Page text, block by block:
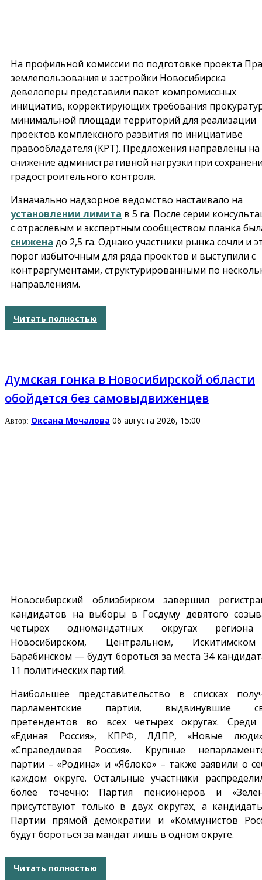
На профильной комиссии по подготовке проекта
землепользования и застройки Новосибирска
девелоперы представили пакет компромиссных
инициатив, корректирующих требования
минимальной площади территорий для реализации
проектов комплексного развития по инициативе
правообладателя (КРТ). Предложения направлены на
снижение административной нагрузки при
градостроительного контроля.
Изначально надзорное ведомство настаивало на
установлении лимита в 5 га. После серии
с отраслевым и экспертным сообществом планка
снижена до 2,5 га. Однако участники рынка сочли и
порог избыточным для ряда проектов и выступили с
контраргументами, структурированными по
направлениям.
Читать полностью
Думская гонка в Новосибирской области
обойдется без самовыдвиженцев
Автор: Оксана Мочалова 06 августа 2026, 15:00
Новосибирский облизбирком завершил
кандидатов на выборы в Госдуму девятого
четырех одномандатных округах
Новосибирском, Центральном,
Барабинском — будут бороться за места 34
11 политических партий.
Наибольшее представительство в списках
парламентские партии, выдвинувшие
претендентов во всех четырех округах. Среди
«Единая Россия», КПРФ, ЛДПР, «Новые
«Справедливая Россия». Крупные
партии – «Родина» и «Яблоко» – также заявили о
каждом округе. Остальные участники
более точечно: Партия пенсионеров и
присутствуют только в двух округах, а
Партии прямой демократии и «Коммунистов
будут бороться за мандат лишь в одном округе.
Читать полностью